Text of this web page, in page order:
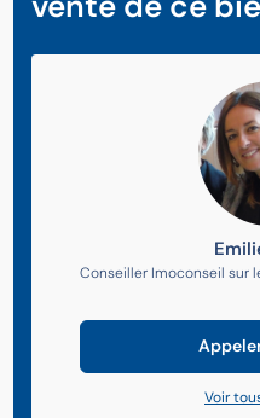
Conseiller Imoconseil sur
Voir